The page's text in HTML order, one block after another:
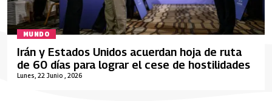
MUNDO
Lunes, 22 Junio , 2026
Irán y Estados Unidos acuerdan hoja de ruta
de 60 días para lograr el cese de hostilidades